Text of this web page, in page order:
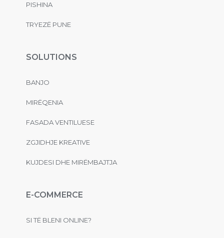
PISHINA
TRYEZË PUNE
SOLUTIONS
BANJO
MIRËQENIA
FASADA VENTILUESE
ZGJIDHJE KREATIVE
KUJDESI DHE MIRËMBAJTJA
E-COMMERCE
SI TË BLENI ONLINE?